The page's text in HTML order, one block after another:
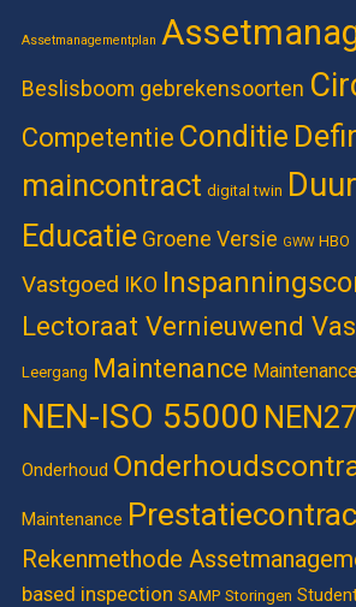
Assetmanagementplan
Beslisboom gebrekensoorten
Competentie Conditie
maincontract digital twin
Educatie Groene Versie GWW HBO
Vastgoed IKO
Lectoraat Vernieuwend
Leergang Maintenance
NEN-ISO 55000
Onderhoud
Maintenance
Rekenmethode
based inspection SAMP Storingen